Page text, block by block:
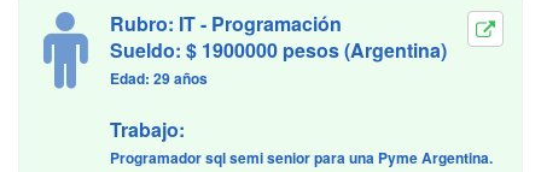
Rubro: IT - Programación
Sueldo: $ 1900000 pesos (Argentina)
Edad: 29 años
Trabajo:
Programador sql semi senior para una Pyme Argentina.